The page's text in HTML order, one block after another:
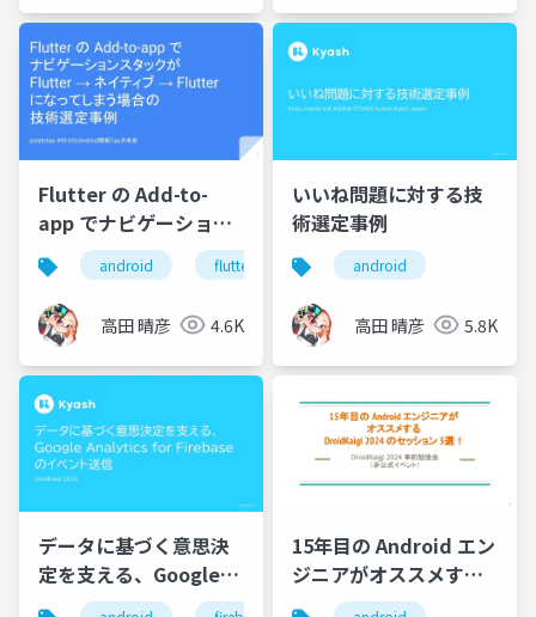
Flutter の Add-to-
app でナビゲーション
スタックが Flutter →
ネイティブ → Flutter
になってしまう場合の
技術選定事例
android flutter
高田 晴彦 4.6K
いいね問題に対する技
術選定事例
android
高田 晴彦 5.8K
データに基づく意思決
定を支える、Google
Analytics for
15年目の Android エン
ジニアがオススメする
DroidKaigi 2024 のセ